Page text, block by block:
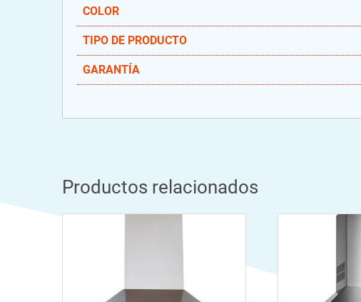
COLOR
TIPO DE PRODUCTO
GARANTÍA
Productos relacionados